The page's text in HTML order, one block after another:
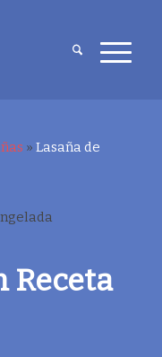
» Lasaña de
Receta